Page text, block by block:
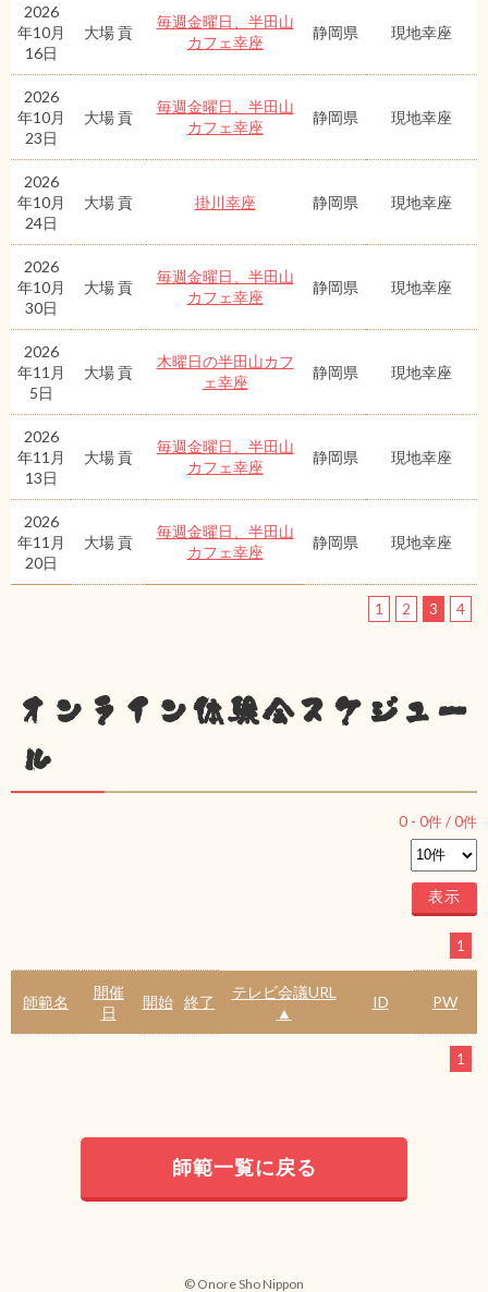
2026
年10月
16日
大場 貢
毎週金曜日、半田山
カフェ幸座
静岡県 現地幸座
2026
年10月
23日
大場 貢
毎週金曜日、半田山
カフェ幸座
静岡県 現地幸座
2026
年10月
24日
大場 貢 掛川幸座 静岡県 現地幸座
2026
年10月
30日
大場 貢
毎週金曜日、半田山
カフェ幸座
静岡県 現地幸座
2026
年11月
5日
大場 貢
木曜日の半田山カフ
ェ幸座
静岡県 現地幸座
2026
年11月
13日
大場 貢
毎週金曜日、半田山
カフェ幸座
静岡県 現地幸座
2026
年11月
20日
大場 貢
毎週金曜日、半田山
カフェ幸座
静岡県 現地幸座
1 2 3 4
オンライン体験会スケジュー
ル
0 - 0件 /0件
1
師範名
開催
日
開始 終了
テレビ会議URL
▲
ID PW
1
師範一覧に戻る
© Onore Sho Nippon